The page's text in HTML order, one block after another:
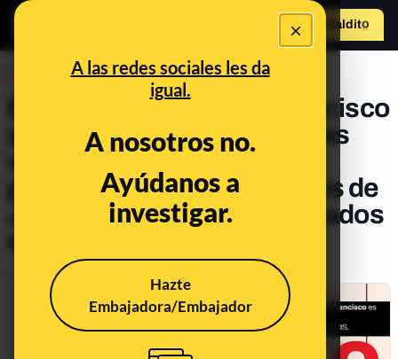
×
A las redes sociales les da
igual.
A nosotros no.
Ayúdanos a
investigar.
Hazte
Embajadora/Embajador
Hazte Maldito
El bulo de que el papa Francisco
aparece "mencionado varias
veces" relacionado con la
pedofilia en los documentos de
Jeffrey Epstein desclasificados
el 3, 4 y 5 de enero
Publicado el